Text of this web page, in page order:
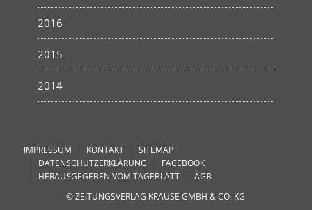
2016
2015
2014
IMPRESSUM KONTAKT
SITEMAP
DATENSCHUTZERKLÄRUNG
FACEBOOK
HERAUSGEGEBEN VOM TAGEBLATT
AGB
© ZEITUNGSVERLAG KRAUSE GMBH & CO. KG